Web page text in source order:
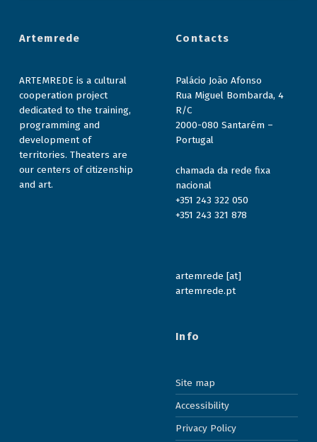
Artemrede
ARTEMREDE is a cultural
cooperation project
dedicated to the training,
programming and
development of
territories. Theaters are
our centers of citizenship
and art.
Contacts
Palácio João Afonso
Rua Miguel Bombarda, 4
R/C
2000-080 Santarém –
Portugal
chamada da rede fixa
nacional
+351 243 322 050
+351 243 321 878
artemrede [at]
artemrede.pt
Info
Site map
Accessibility
Privacy Policy